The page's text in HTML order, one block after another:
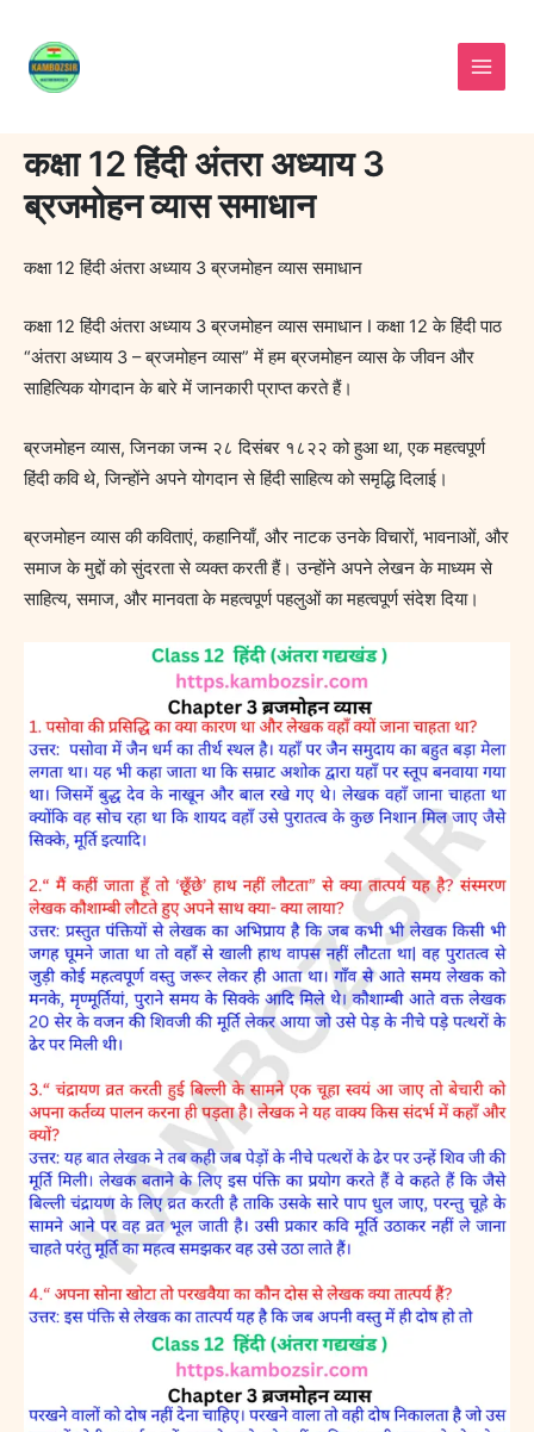
content
कक्षा 12 हिंदी अंतरा अध्याय 3
ब्रजमोहन व्यास समाधान
कक्षा 12 हिंदी अंतरा अध्याय 3 ब्रजमोहन व्यास समाधान
कक्षा 12 हिंदी अंतरा अध्याय 3 ब्रजमोहन व्यास समाधान I कक्षा 12 के हिंदी पाठ
“अंतरा अध्याय 3 – ब्रजमोहन व्यास” में हम ब्रजमोहन व्यास के जीवन और
साहित्यिक योगदान के बारे में जानकारी प्राप्त करते हैं।
ब्रजमोहन व्यास, जिनका जन्म २८ दिसंबर १८२२ को हुआ था, एक महत्वपूर्ण
हिंदी कवि थे, जिन्होंने अपने योगदान से हिंदी साहित्य को समृद्धि दिलाई।
ब्रजमोहन व्यास की कविताएं, कहानियाँ, और नाटक उनके विचारों, भावनाओं, और
समाज के मुद्दों को सुंदरता से व्यक्त करती हैं। उन्होंने अपने लेखन के माध्यम से
साहित्य, समाज, और मानवता के महत्वपूर्ण पहलुओं का महत्वपूर्ण संदेश दिया।